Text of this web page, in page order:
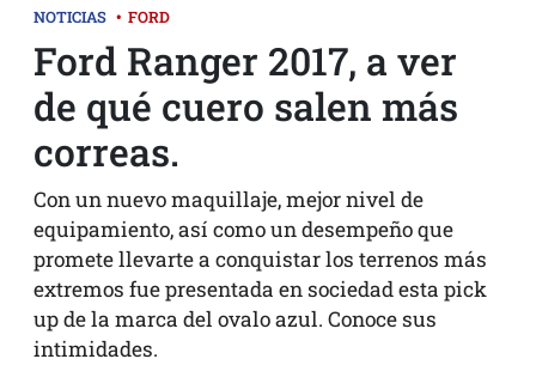
NOTICIAS • FORD
Ford Ranger 2017, a ver
de qué cuero salen más
correas.
Con un nuevo maquillaje, mejor nivel de
equipamiento, así como un desempeño que
promete llevarte a conquistar los terrenos más
extremos fue presentada en sociedad esta pick
up de la marca del ovalo azul. Conoce sus
intimidades.